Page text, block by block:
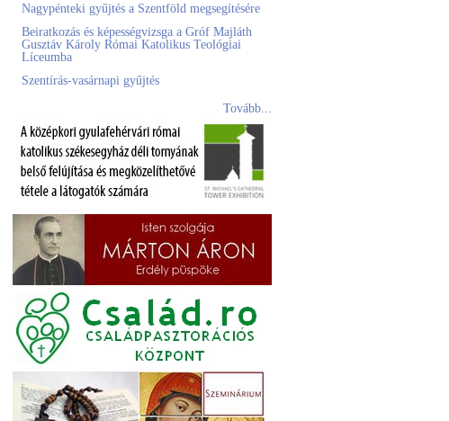
Nagypénteki gyűjtés a Szentföld megsegítésére
Beiratkozás és képességvizsga a Gróf Majláth
Gusztáv Károly Római Katolikus Teológiai
Líceumba
Szentírás-vasárnapi gyűjtés
Tovább...